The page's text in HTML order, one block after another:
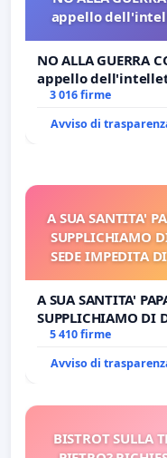
appello
NO ALLA GUERRA
appello
3 016 firme
Avviso di
A SUA SANTITA'
SUPPLICHIAMO
SEDE IMPEDITA
A SUA SANTITA'
SUPPLICHIAMO DI
SEDE IMPEDITA DI
DI FAR APRIRE IL
5 410 firme
Avviso di
BISTROT SULLA